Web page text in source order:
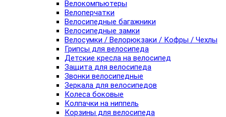
Велокомпьютеры
Велоперчатки
Велосипедные багажники
Велосипедные замки
Велосумки / Велорюкзаки / Кофры / Чехлы
Грипсы для велосипеда
Детские кресла на велосипед
Защита для велосипеда
Звонки велосипедные
Зеркала для велосипедов
Колеса боковые
Колпачки на ниппель
Корзины для велосипеда